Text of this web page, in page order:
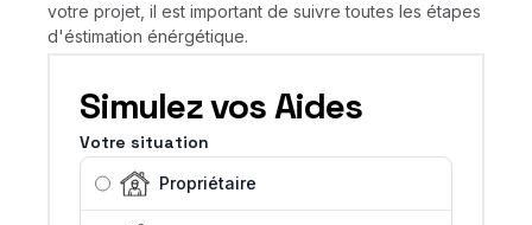
votre projet, il est important de suivre toutes les étapes
d'éstimation énérgétique.
Simulez vos Aides
Votre situation
Propriétaire